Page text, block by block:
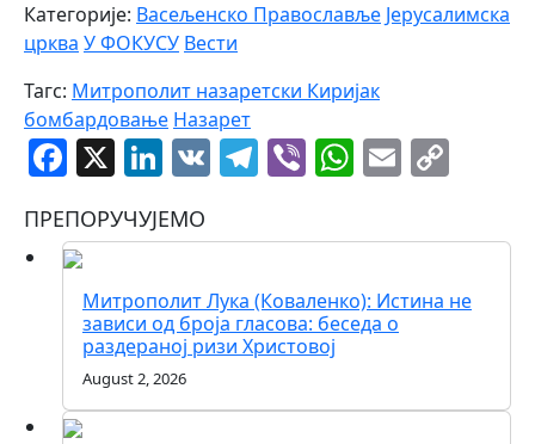
Категорије: Васељенско Православље Јерусалимска
црква У ФОКУСУ Вести
Тагс: Митрополит назаретски Киријак
бомбардовање Назарет
Facebook
X LinkedIn
VK Telegram
Viber Email
ПРЕПОРУЧУЈЕМО
Митрополит Лука (Коваленко): Истина не
зависи од броја гласова: беседа о
раздераној ризи Христовој
August 2, 2026